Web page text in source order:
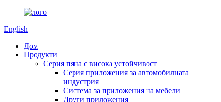
English
Дом
Продукти
Серия пяна с висока устойчивост
Серия приложения за автомобилната
индустрия
Система за приложения на мебели
Други приложения